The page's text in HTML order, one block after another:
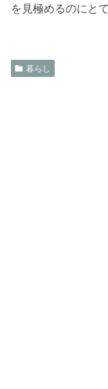
を見極めるのにと
暮らし